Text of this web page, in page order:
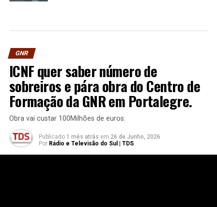
GNR
ICNF quer saber número de
sobreiros e pára obra do Centro de
Formação da GNR em Portalegre.
Obra vai custar 100Milhões de euros.
Publicado 1 mês atrás em 26 de Junho, 2026
Por Rádio e Televisão do Sul | TDS